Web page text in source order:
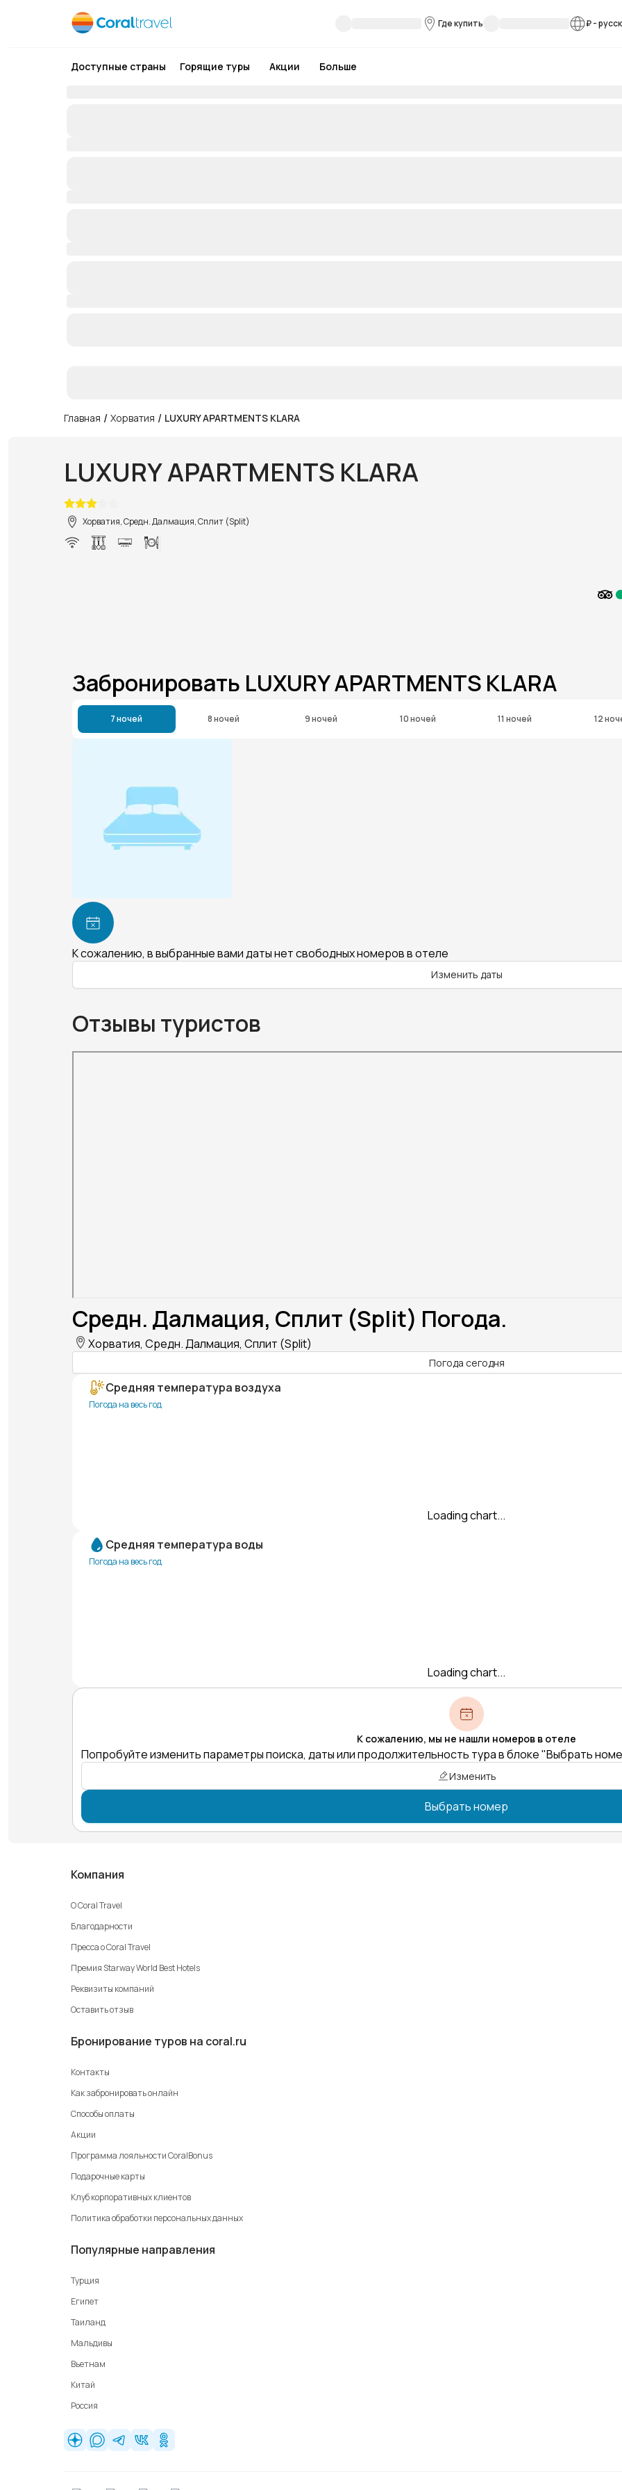
Где купить ₽-
Доступные страны Горящие туры Акции Больше
Главная / Хорватия / LUXURY APARTMENTS KLARA
LUXURY APARTMENTS KLARA
Хорватия, Средн. Далмация, Сплит (Split)
Забронировать LUXURY APARTMENTS KLARA
7 ночей 8 ночей 9 ночей 10 ночей 11 ночей 12
К сожалению, в выбранные вами даты нет свободных номеров в отеле
Изменить даты
Отзывы туристов
Средн. Далмация, Сплит (Split) Погода.
Хорватия, Средн. Далмация, Сплит (Split)
Погода сегодня
Средняя температура воздуха
Погода на весь год
Loading chart...
Средняя температура воды
Погода на весь год
Loading chart...
К сожалению, мы не нашли номеров в отеле
Попробуйте изменить параметры поиска, даты или продолжительность тура в блоке "Выбрать
Изменить
Выбрать номер
Компания
О Coral Travel
Благодарности
Пресса о Coral Travel
Премия Starway World Best Hotels
Реквизиты компаний
Оставить отзыв
Бронирование туров на coral.ru
Контакты
Как забронировать онлайн
Способы оплаты
Акции
Программа лояльности CoralBonus
Подарочные карты
Клуб корпоративных клиентов
Политика обработки персональных данных
Популярные направления
Турция
Египет
Таиланд
Мальдивы
Вьетнам
Китай
Россия